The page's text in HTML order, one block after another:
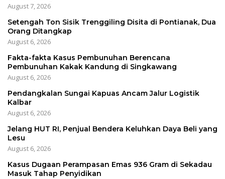
August 7, 2026
Setengah Ton Sisik Trenggiling Disita di Pontianak, Dua
Orang Ditangkap
August 6, 2026
Fakta-fakta Kasus Pembunuhan Berencana
Pembunuhan Kakak Kandung di Singkawang
August 6, 2026
Pendangkalan Sungai Kapuas Ancam Jalur Logistik
Kalbar
August 6, 2026
Jelang HUT RI, Penjual Bendera Keluhkan Daya Beli yang
Lesu
August 6, 2026
Kasus Dugaan Perampasan Emas 936 Gram di Sekadau
Masuk Tahap Penyidikan